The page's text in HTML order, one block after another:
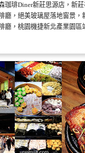
珈琲Diner新莊思源店，新
廳，絕美玻璃屋落地窗景，
廳，桃園機捷新北產業園區